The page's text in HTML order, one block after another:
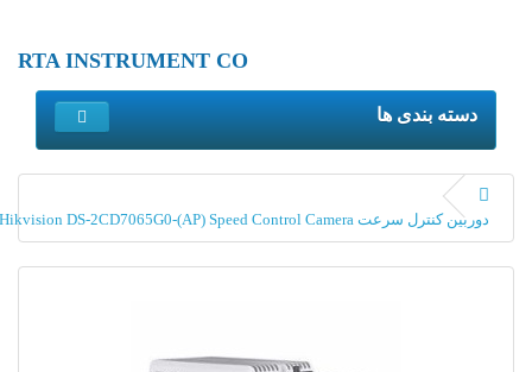
RTA INSTRUMENT CO
دسته بندی ها
دوربین کنترل سرعت Hikvision DS-2CD7065G0-(AP) Speed Control Camera